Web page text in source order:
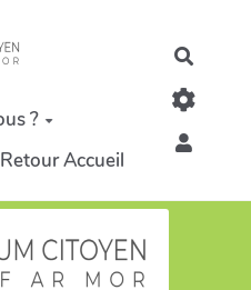
?
Retour Accueil